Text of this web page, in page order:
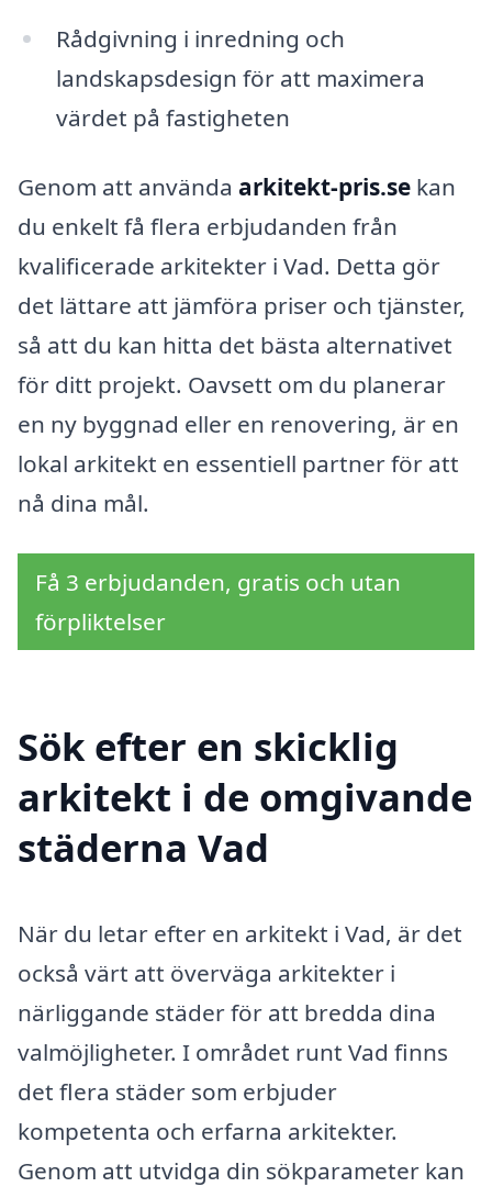
Rådgivning i inredning och
landskapsdesign för att maximera
värdet på fastigheten
Genom att använda arkitekt-pris.se kan
du enkelt få flera erbjudanden från
kvalificerade arkitekter i Vad. Detta gör
det lättare att jämföra priser och tjänster,
så att du kan hitta det bästa alternativet
för ditt projekt. Oavsett om du planerar
en ny byggnad eller en renovering, är en
lokal arkitekt en essentiell partner för att
nå dina mål.
Få 3 erbjudanden, gratis och utan
förpliktelser
Sök efter en skicklig
arkitekt i de omgivande
städerna Vad
När du letar efter en arkitekt i Vad, är det
också värt att överväga arkitekter i
närliggande städer för att bredda dina
valmöjligheter. I området runt Vad finns
det flera städer som erbjuder
kompetenta och erfarna arkitekter.
Genom att utvidga din sökparameter kan